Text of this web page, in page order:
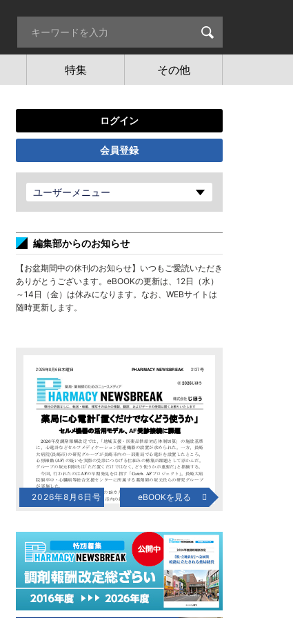
特集 その他
ログイン
会員登録
ユーザーメニュー
編集部からのお知らせ
【お盆期間中の休刊のお知らせ】いつもご愛読いただき
ありがとうございます。eBOOKの更新は、12日（水）
～14日（金）は休みになります。なお、WEBサイトは
随時更新します。
2026年8月6日号 eBOOKを見る